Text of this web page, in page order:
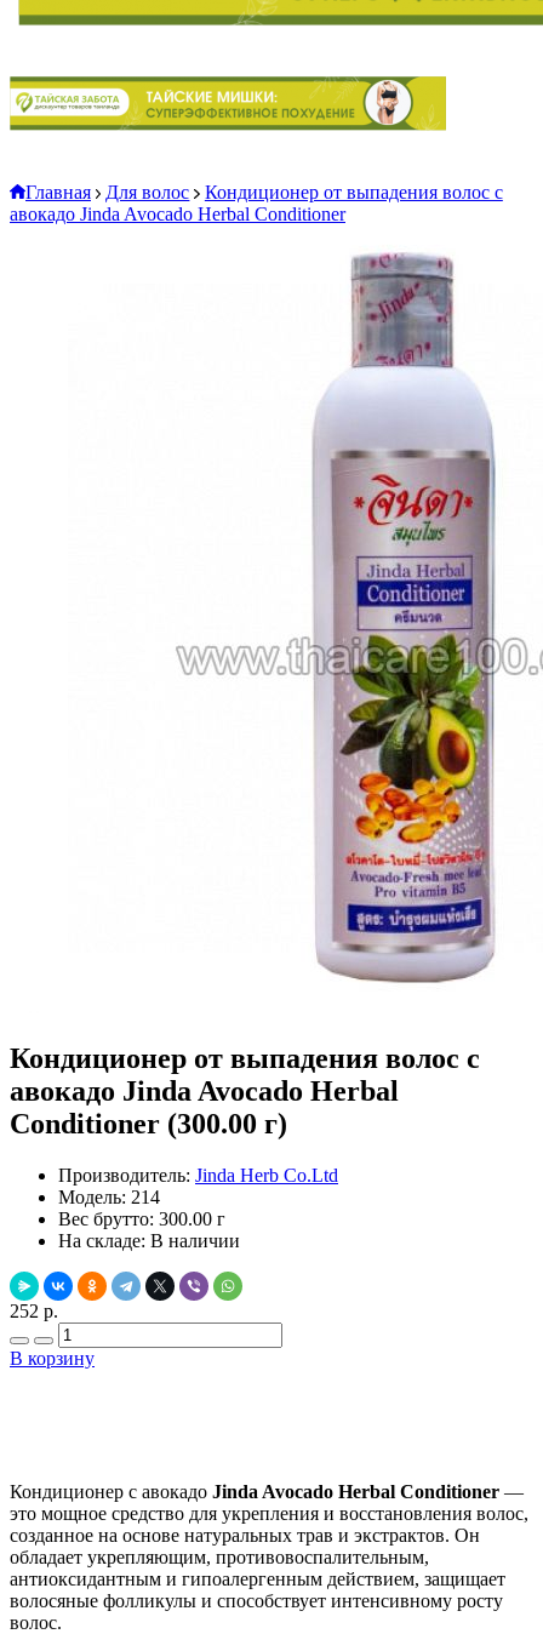
Главная Для волос
Кондиционер от выпадения волос с
авокадо Jinda Avocado Herbal Conditioner
Кондиционер от выпадения волос с
авокадо Jinda Avocado Herbal
Conditioner (300.00 г)
Производитель: Jinda Herb Co.Ltd
Модель: 214
Вес брутто: 300.00 г
На складе: В наличии
252 р.
В корзину
Кондиционер с авокадо Jinda Avocado Herbal Conditioner —
это мощное средство для укрепления и восстановления волос,
созданное на основе натуральных трав и экстрактов. Он
обладает укрепляющим, противовоспалительным,
антиоксидантным и гипоалергенным действием, защищает
волосяные фолликулы и способствует интенсивному росту
волос.